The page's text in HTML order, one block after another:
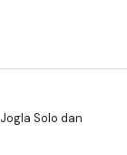
Solo dan